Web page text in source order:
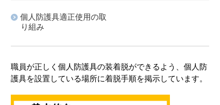
個人防護具適正使用の取
り組み
職員が正しく個人防護具の装着脱ができるよう、個人防
護具を設置している場所に着脱手順を掲示しています。